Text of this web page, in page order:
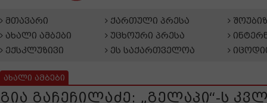
მთავარი
ახალი ამბები
ექსკლუზივი
ქართული პრესა
უცხოური პრესა
ეს საქართველოა
ახალი ამბები
გია გაჩეჩილაძე: „გელაპი“-ს